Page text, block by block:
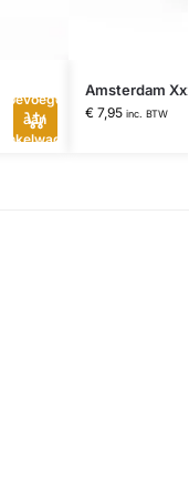
Toevoegen
aan
winkelwagen
Amsterdam
€7,95 inc. BTW